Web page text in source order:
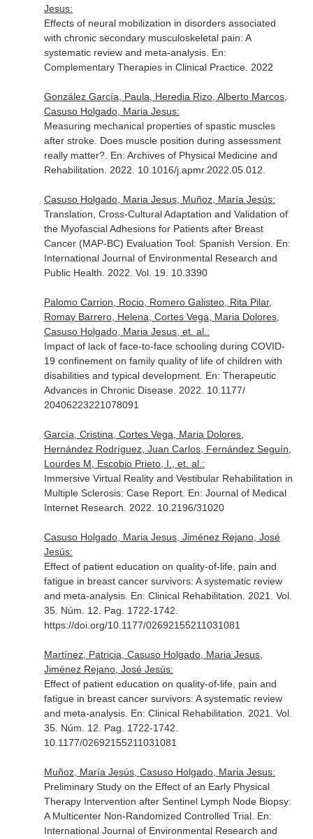
Jesus:
Effects of neural mobilization in disorders associated
with chronic secondary musculoskeletal pain: A
systematic review and meta-analysis. En:
Complementary Therapies in Clinical Practice. 2022
González García, Paula, Heredia Rizo, Alberto Marcos,
Casuso Holgado, Maria Jesus:
Measuring mechanical properties of spastic muscles
after stroke. Does muscle position during assessment
really matter?. En: Archives of Physical Medicine and
Rehabilitation . 2022. 10.1016/j.apmr.2022.05.012.
Casuso Holgado, Maria Jesus, Muñoz, María Jesús:
Translation, Cross-Cultural Adaptation and Validation of
the Myofascial Adhesions for Patients after Breast
Cancer (MAP-BC) Evaluation Tool: Spanish Version. En:
International Journal of Environmental Research and
Public Health . 2022. Vol. 19. 10.3390
Palomo Carrion, Rocio, Romero Galisteo, Rita Pilar,
Romay Barrero, Helena, Cortes Vega, Maria Dolores,
Casuso Holgado, Maria Jesus, et. al.:
Impact of lack of face-to-face schooling during COVID-
19 confinement on family quality of life of children with
disabilities and typical development. En: Therapeutic
Advances in Chronic Disease. 2022. 10.1177/
20406223221078091
García, Cristina, Cortes Vega, Maria Dolores,
Hernández Rodríguez, Juan Carlos, Fernández Seguín,
Lourdes M, Escobio Prieto, I., et. al.:
Immersive Virtual Reality and Vestibular Rehabilitation in
Multiple Sclerosis: Case Report. En: Journal of Medical
Internet Research . 2022. 10.2196/31020
Casuso Holgado, Maria Jesus, Jiménez Rejano, José
Jesús:
Effect of patient education on quality-of-life, pain and
fatigue in breast cancer survivors: A systematic review
and meta-analysis. En: Clinical Rehabilitation . 2021. Vol.
35. Núm. 12. Pag. 1722-1742.
https://doi.org/10.1177/02692155211031081
Martínez, Patricia, Casuso Holgado, Maria Jesus,
Jiménez Rejano, José Jesús:
Effect of patient education on quality-of-life, pain and
fatigue in breast cancer survivors: A systematic review
and meta-analysis. En: Clinical Rehabilitation . 2021. Vol.
35. Núm. 12. Pag. 1722-1742.
10.1177/02692155211031081
Muñoz, María Jesús, Casuso Holgado, Maria Jesus:
Preliminary Study on the Effect of an Early Physical
Therapy Intervention after Sentinel Lymph Node Biopsy:
A Multicenter Non-Randomized Controlled Trial. En:
International Journal of Environmental Research and